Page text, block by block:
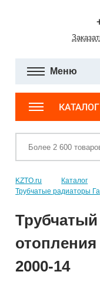
Меню
KZTO.ru Каталог
Трубчатые радиаторы
2000-14